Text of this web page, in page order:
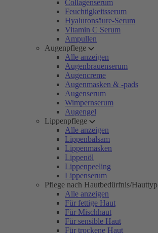
Collagenserum
Feuchtigkeitsserum
Hyaluronsäure-Serum
Vitamin C Serum
Ampullen
Augenpflege
Alle anzeigen
Augenbrauenserum
Augencreme
Augenmasken & -pads
Augenserum
Wimpernserum
Augengel
Lippenpflege
Alle anzeigen
Lippenbalsam
Lippenmasken
Lippenöl
Lippenpeeling
Lippenserum
Pflege nach Hautbedürfnis/Hauttyp
Alle anzeigen
Für fettige Haut
Für Mischhaut
Für sensible Haut
Für trockene Haut